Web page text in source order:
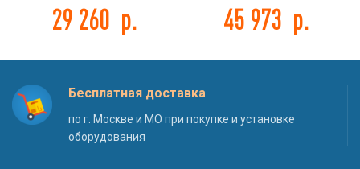
29 260 р. 45 973 р.
Бесплатная доставка
по г. Москве и МО при покупке и установке
оборудования